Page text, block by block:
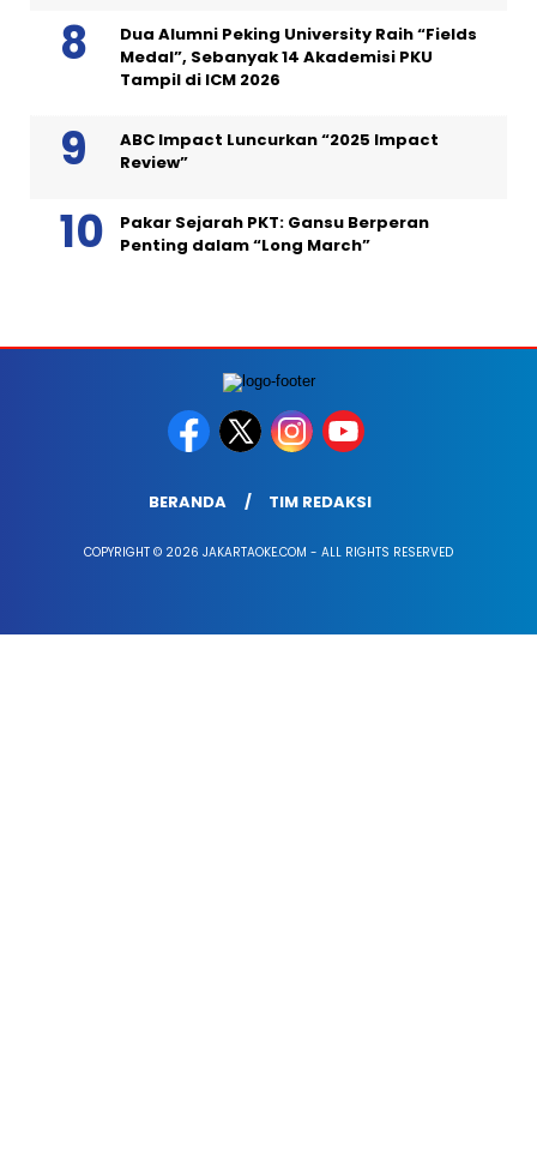
Dua Alumni Peking University Raih “Fields
Medal”, Sebanyak 14 Akademisi PKU
Tampil di ICM 2026
ABC Impact Luncurkan “2025 Impact
Review”
Pakar Sejarah PKT: Gansu Berperan
Penting dalam “Long March”
BERANDA TIM REDAKSI
COPYRIGHT © 2026 JAKARTAOKE.COM - ALL RIGHTS RESERVED